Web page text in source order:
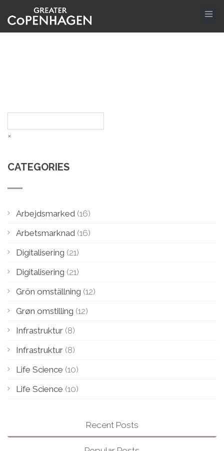
till
huvudinnehåll
×
CATEGORIES
Arbejdsmarked (16)
Arbetsmarknad (16)
Digitalisering (21)
Digitalisering (21)
Grön omställning (12)
Grøn omstilling (12)
Infrastruktur (8)
Infrastruktur (8)
Life Science (10)
Life Science (10)
Recent Posts